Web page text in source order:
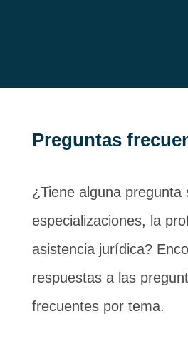
Preguntas
¿Tiene alguna pregunta
especializaciones, la
asistencia jurídica?
respuestas a las
frecuentes por tema.